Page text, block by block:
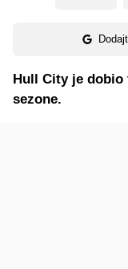
Hull City je dobio
sezone.